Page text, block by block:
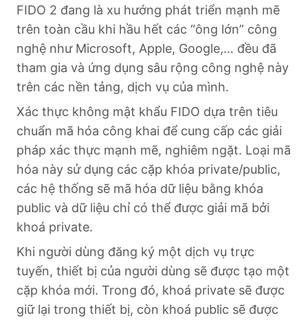
FIDO 2 đang là xu hướng phát triển mạnh mẽ
trên toàn cầu khi hầu hết các “ông lớn” công
nghệ như Microsoft, Apple, Google,… đều đã
tham gia và ứng dụng sâu rộng công nghệ này
trên các nền tảng, dịch vụ của mình.
Xác thực không mật khẩu FIDO dựa trên tiêu
chuẩn mã hóa công khai để cung cấp các giải
pháp xác thực mạnh mẽ, nghiêm ngặt. Loại mã
hóa này sử dụng các cặp khóa private/public,
các hệ thống sẽ mã hóa dữ liệu bằng khóa
public và dữ liệu chỉ có thể được giải mã bởi
khoá private.
Khi người dùng đăng ký một dịch vụ trực
tuyến, thiết bị của người dùng sẽ được tạo một
cặp khóa mới. Trong đó, khoá private sẽ được
giữ lại trong thiết bị, còn khoá public sẽ được